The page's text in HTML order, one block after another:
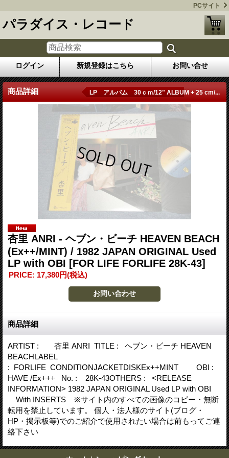
PCサイト
パラダイス・レコード
ログイン 新規登録はこちら お問い合せ
商品詳細 LP アルバム 30ｃｍ/12" ALBUM + 25 cm/...
杏里 ANRI - ヘブン・ビーチ HEAVEN BEACH
(Ex++/MINT) / 1982 JAPAN ORIGINAL Used
LP with OBI [FOR LIFE FORLIFE 28K-43]
PRICE: 17,380円(税込)
商品詳細
ARTIST : 杏里 ANRI TITLE : ヘブン・ビーチ HEAVEN
BEACHLABEL
: FORLIFE CONDITIONJACKETDISKEx++MINT OBI :
HAVE /Ex+++ No. : 28K-43OTHERS : <RELEASE
INFORMATION> 1982 JAPAN ORIGINAL Used LP with OBI
With INSERTS ※サイト内のすべての画像のコピー・無断
転用を禁止しています。 個人・法人様のサイト(ブログ・
HP・掲示板等)でのご紹介で使用されたい場合は前もってご連
絡下さい